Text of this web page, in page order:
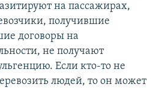
на пассажирах,
получившие
договоры на
не получают
Если кто-то не
людей, то он может